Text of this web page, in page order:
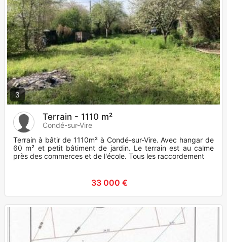
3
Terrain - 1110 m²
Condé-sur-Vire
Terrain à bâtir de 1110m² à Condé-sur-Vire. Avec hangar de
60 m² et petit bâtiment de jardin. Le terrain est au calme
près des commerces et de l'école. Tous les raccordement
33 000 €